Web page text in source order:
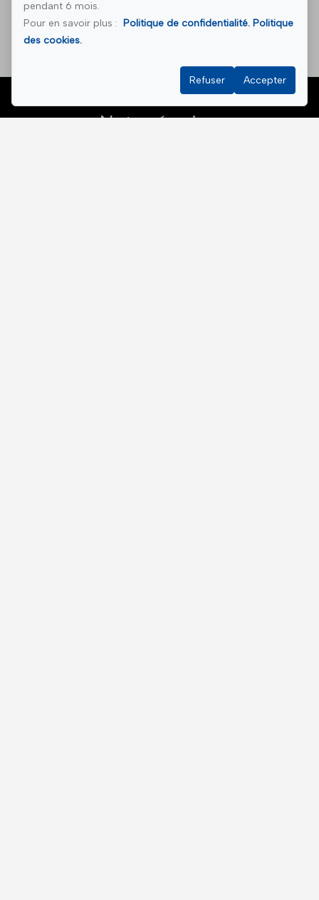
Notre équipe
pendant 6 mois.
Pour en savoir plus : Politique de confidentialité. Politique
des cookies.
Refuser Accepter